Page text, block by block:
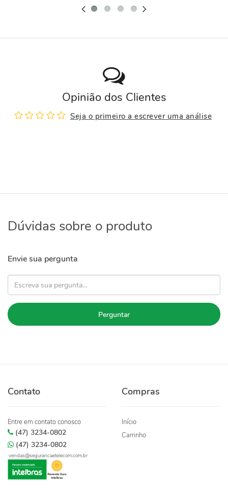
Opinião dos Clientes
Seja o primeiro a escrever uma análise
Dúvidas sobre o produto
Envie sua pergunta
Perguntar
Contato
Entre em contato conosco
(47) 3234-0802
(47) 3234-0802
vendas@segurancaetelecom.com.br
Compras
Início
Carrinho